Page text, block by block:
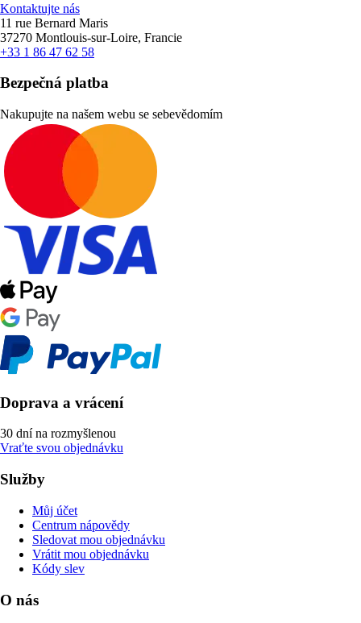
Kontaktujte nás
11 rue Bernard Maris
37270 Montlouis-sur-Loire, Francie
+33 1 86 47 62 58
Bezpečná platba
Nakupujte na našem webu se sebevědomím
Doprava a vrácení
30 dní na rozmyšlenou
Vraťte svou objednávku
Služby
Můj účet
Centrum nápovědy
Sledovat mou objednávku
Vrátit mou objednávku
Kódy slev
O nás